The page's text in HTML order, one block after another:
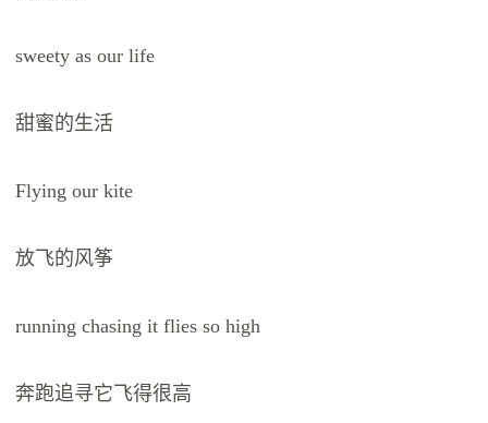
sweety as our life
甜蜜的生活
Flying our kite
放飞的风筝
running chasing it flies so high
奔跑追寻它飞得很高